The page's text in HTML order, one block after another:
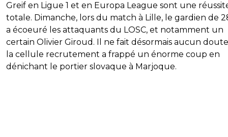
Greif en Ligue 1 et en Europa League sont une
totale. Dimanche, lors du match à Lille, le gardien de
a écoeuré les attaquants du LOSC, et notamment un
certain Olivier Giroud. Il ne fait désormais aucun
la cellule recrutement a frappé un énorme coup en
dénichant le portier slovaque à Marjoque.